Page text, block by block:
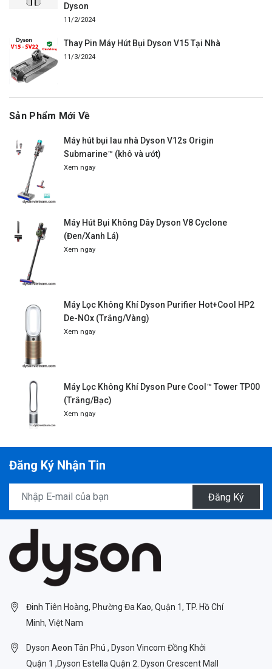
Dyson
11/2/2024
Thay Pin Máy Hút Bụi Dyson V15 Tại Nhà
11/3/2024
Sản Phẩm Mới Về
Máy hút bụi lau nhà Dyson V12s Origin
Submarine™ (khô và ướt)
Xem ngay
Máy Hút Bụi Không Dây Dyson V8 Cyclone
(Đen/Xanh Lá)
Xem ngay
Máy Lọc Không Khí Dyson Purifier Hot+Cool HP2
De-NOx (Trắng/Vàng)
Xem ngay
Máy Lọc Không Khí Dyson Pure Cool™ Tower TP00
(Trắng/Bạc)
Xem ngay
Đăng Ký Nhận Tin
Đăng Ký
Đinh Tiên Hoàng, Phường Đa Kao, Quận 1, TP. Hồ Chí
Minh, Việt Nam
Dyson Aeon Tân Phú , Dyson Vincom Đồng Khởi
Quận 1 ,Dyson Estella Quận 2. Dyson Crescent Mall